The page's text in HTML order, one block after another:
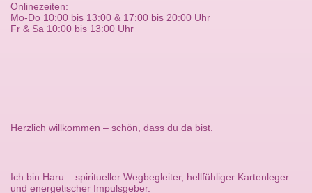
Onlinezeiten:
Mo-Do 10:00 bis 13:00 & 17:00 bis 20:00 Uhr
Fr & Sa 10:00 bis 13:00 Uhr
Herzlich willkommen – schön, dass du da bist.
Ich bin Haru – spiritueller Wegbegleiter, hellfühliger Kartenleger
und energetischer Impulsgeber.